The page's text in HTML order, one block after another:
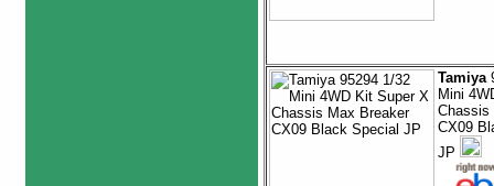
Tamiya
Mini
Chassis
CX09
JP